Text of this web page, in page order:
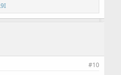
#10